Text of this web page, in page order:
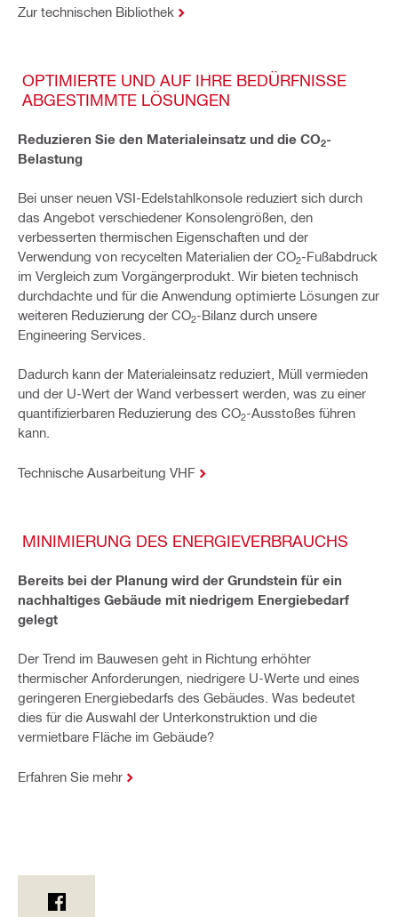
Zur technischen Bibliothek
OPTIMIERTE UND AUF IHRE BEDÜRFNISSE
ABGESTIMMTE LÖSUNGEN
Reduzieren Sie den Materialeinsatz und die CO2-
Belastung
Bei unser neuen VSI-Edelstahlkonsole reduziert sich durch
das Angebot verschiedener Konsolengrößen, den
verbesserten thermischen Eigenschaften und der
Verwendung von recycelten Materialien der CO2-Fußabdruck
im Vergleich zum Vorgängerprodukt. Wir bieten technisch
durchdachte und für die Anwendung optimierte Lösungen zur
weiteren Reduzierung der CO2-Bilanz durch unsere
Engineering Services.
Dadurch kann der Materialeinsatz reduziert, Müll vermieden
und der U-Wert der Wand verbessert werden, was zu einer
quantifizierbaren Reduzierung des CO2-Ausstoßes führen
kann.
Technische Ausarbeitung VHF
MINIMIERUNG DES ENERGIEVERBRAUCHS
Bereits bei der Planung wird der Grundstein für ein
nachhaltiges Gebäude mit niedrigem Energiebedarf
gelegt
Der Trend im Bauwesen geht in Richtung erhöhter
thermischer Anforderungen, niedrigere U-Werte und eines
geringeren Energiebedarfs des Gebäudes. Was bedeutet
dies für die Auswahl der Unterkonstruktion und die
vermietbare Fläche im Gebäude?
Erfahren Sie mehr